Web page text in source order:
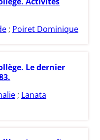
; Poiret Dominique
Le dernier
; Lanata